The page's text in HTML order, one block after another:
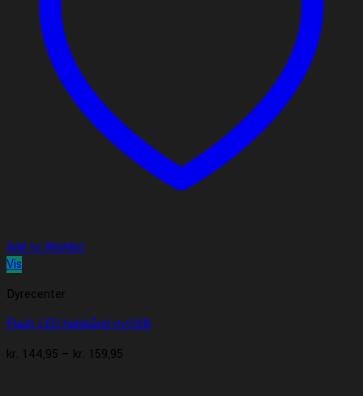
Add to Wishlist
Vis
Dyrecenter
Flash LED halsbånd m/USB
kr. 144,95 – kr. 159,95